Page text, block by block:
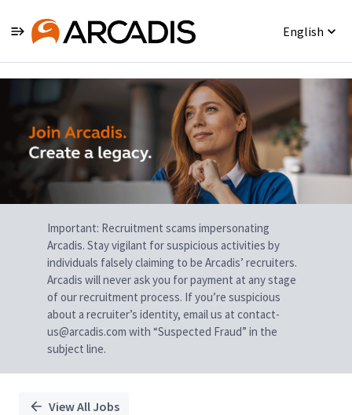
English
Single
Position
Important: Recruitment scams impersonating
Arcadis. Stay vigilant for suspicious activities by
individuals falsely claiming to be Arcadis’ recruiters.
Arcadis will never ask you for payment at any stage
of our recruitment process. If you’re suspicious
about a recruiter’s identity, email us at contact-
us@arcadis.com with “Suspected Fraud” in the
subject line.
View All Jobs